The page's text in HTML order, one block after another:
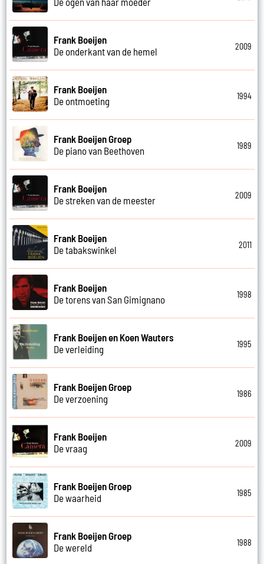
Frank Boeijen
De onderkant van de hemel
2009
Frank Boeijen
De ontmoeting
1994
Frank Boeijen Groep
De piano van Beethoven
1989
Frank Boeijen
De streken van de meester
2009
Frank Boeijen
De tabakswinkel
2011
Frank Boeijen
De torens van San Gimignano
1998
Frank Boeijen en Koen Wauters
De verleiding
1995
Frank Boeijen Groep
De verzoening
1986
Frank Boeijen
De vraag
2009
Frank Boeijen Groep
De waarheid
1985
Frank Boeijen Groep
De wereld
1988